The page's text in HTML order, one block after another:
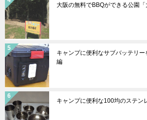
大阪の無料でBBQができる公園「
キャンプに便利なサブバッテリ
編
キャンプに便利な100均のステン